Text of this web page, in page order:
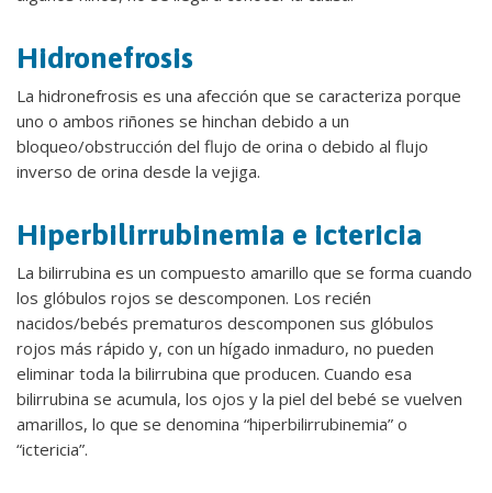
Hidronefrosis
La hidronefrosis es una afección que se caracteriza porque
uno o ambos riñones se hinchan debido a un
bloqueo/obstrucción del flujo de orina o debido al flujo
inverso de orina desde la vejiga.
Hiperbilirrubinemia e ictericia
La bilirrubina es un compuesto amarillo que se forma cuando
los glóbulos rojos se descomponen. Los recién
nacidos/bebés prematuros descomponen sus glóbulos
rojos más rápido y, con un hígado inmaduro, no pueden
eliminar toda la bilirrubina que producen. Cuando esa
bilirrubina se acumula, los ojos y la piel del bebé se vuelven
amarillos, lo que se denomina “hiperbilirrubinemia” o
“ictericia”.